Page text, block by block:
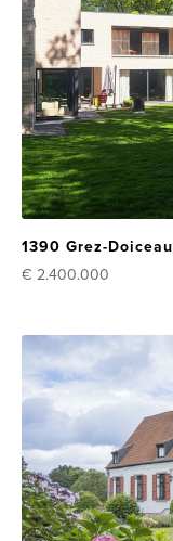
1390 Grez-Doiceau
€ 2.400.000